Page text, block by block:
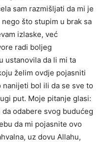
sam razmišljati da mi je
što stupim u brak sa
izlaske, već
radi boljeg
ustanovila da li mi ta
želim ovdje pojasniti
bol ili da se sve to
put. Moje pitanje glasi:
odabere svog budućeg
da mi pojasnite ovo
uz dovu Allahu,